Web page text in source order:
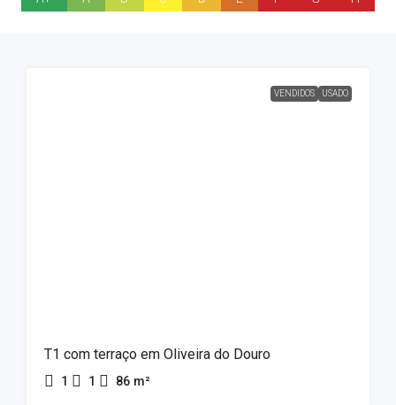
VENDIDOS USADO
T1 com terraço em Oliveira do Douro
1 1 86 m²